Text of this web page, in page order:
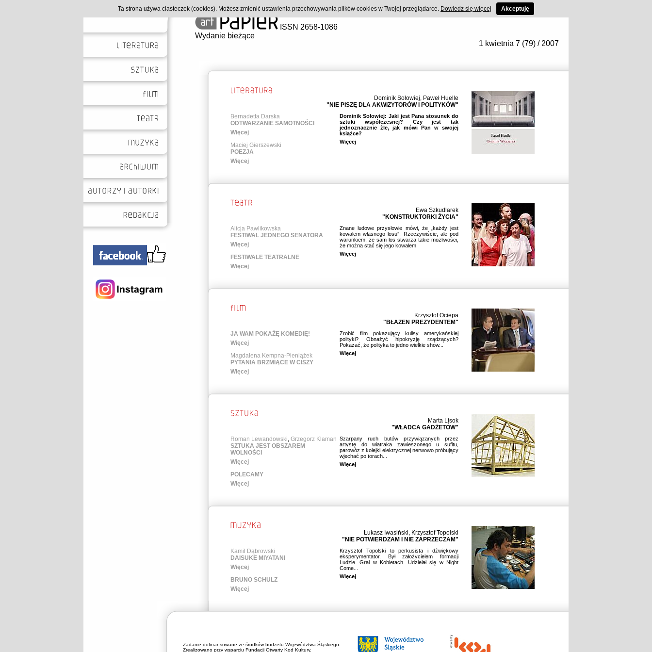
ISSN 2658-1086
Wydanie bieżące
1 kwietnia 7 (79) / 2007
Dominik Sołowiej, Paweł Huelle
"NIE PISZĘ DLA AKWIZYTORÓW I POLITYKÓW"
Bernadetta Darska
ODTWARZANIE SAMOTNOŚCI
Więcej
Maciej Gierszewski
POEZJA
Więcej
Dominik Sołowiej: Jaki jest Pana stosunek do
sztuki współczesnej? Czy jest tak
jednoznacznie źle, jak mówi Pan w swojej
książce?
Więcej
Ewa Szkudlarek
"KONSTRUKTORKI ŻYCIA"
Alicja Pawlikowska
FESTIWAL JEDNEGO SENATORA
Więcej
FESTIWALE TEATRALNE
Więcej
Znane ludowe przysłowie mówi, że „każdy jest
kowalem własnego losu”. Rzeczywiście, ale pod
warunkiem, że sam los stwarza takie możliwości,
że można stać się jego kowalem.
Więcej
Krzysztof Ociepa
"BŁAZEN PREZYDENTEM"
JA WAM POKAŻĘ KOMEDIĘ!
Więcej
Magdalena Kempna-Pieniążek
PYTANIA BRZMIĄCE W CISZY
Więcej
Zrobić film pokazujący kulisy amerykańskiej
polityki? Obnażyć hipokryzję rządzących?
Pokazać, że polityka to jedno wielkie show...
Więcej
Marta Lisok
"WŁADCA GADŻETÓW"
Roman Lewandowski, Grzegorz Klaman
SZTUKA JEST OBSZAREM
WOLNOŚCI
Więcej
POLECAMY
Więcej
Szarpany ruch butów przywiązanych przez
artystę do wiatraka zawieszonego u sufitu,
parowóz z kolejki elektrycznej nerwowo próbujący
wjechać po torach...
Więcej
Łukasz Iwasiński, Krzysztof Topolski
"NIE POTWIERDZAM I NIE ZAPRZECZAM"
Kamil Dąbrowski
DAISUKE MIYATANI
Więcej
BRUNO SCHULZ
Więcej
Krzysztof Topolski to perkusista i dźwiękowy
eksperymentator. Był założycielem formacji
Ludzie. Grał w Kobietach. Udzielał się w Night
Come...
Więcej
Zadanie dofinansowane ze środków budżetu Województwa Śląskiego.
Zrealizowano przy wsparciu Fundacji Otwarty Kod Kultury.
Ta strona używa ciasteczek (cookies). Możesz zmienić ustawienia przechowywania plików cookies w Twojej przeglądarce. Dowiedz się więcej Akceptuję